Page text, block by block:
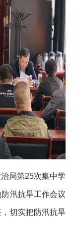
局第25次集中学
汛抗旱工作会议
切实把防汛抗旱